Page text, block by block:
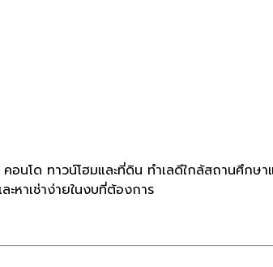
นโด ทาวน์โฮมและที่ดิน ทำเลดีใกล้สถานศึกษ
หาเช่าง่ายในงบที่ต้องการ